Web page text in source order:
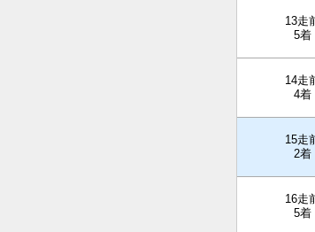
13走
5着
14走
4着
15走
2着
16走
5着